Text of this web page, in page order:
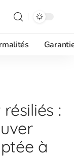
:
à